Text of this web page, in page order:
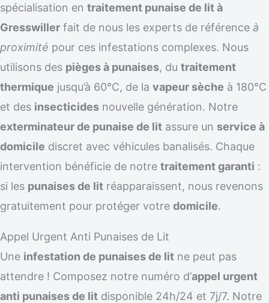
spécialisation en traitement punaise de lit à
Gresswiller fait de nous les experts de référence à
proximité pour ces infestations complexes. Nous
utilisons des pièges à punaises, du traitement
thermique jusqu’à 60°C, de la vapeur sèche à 180°C
et des insecticides nouvelle génération. Notre
exterminateur de punaise de lit assure un service à
domicile discret avec véhicules banalisés. Chaque
intervention bénéficie de notre traitement garanti :
si les punaises de lit réapparaissent, nous revenons
gratuitement pour protéger votre domicile.
Appel Urgent Anti Punaises de Lit
Une infestation de punaises de lit ne peut pas
attendre ! Composez notre numéro d’appel urgent
anti punaises de lit disponible 24h/24 et 7j/7. Notre